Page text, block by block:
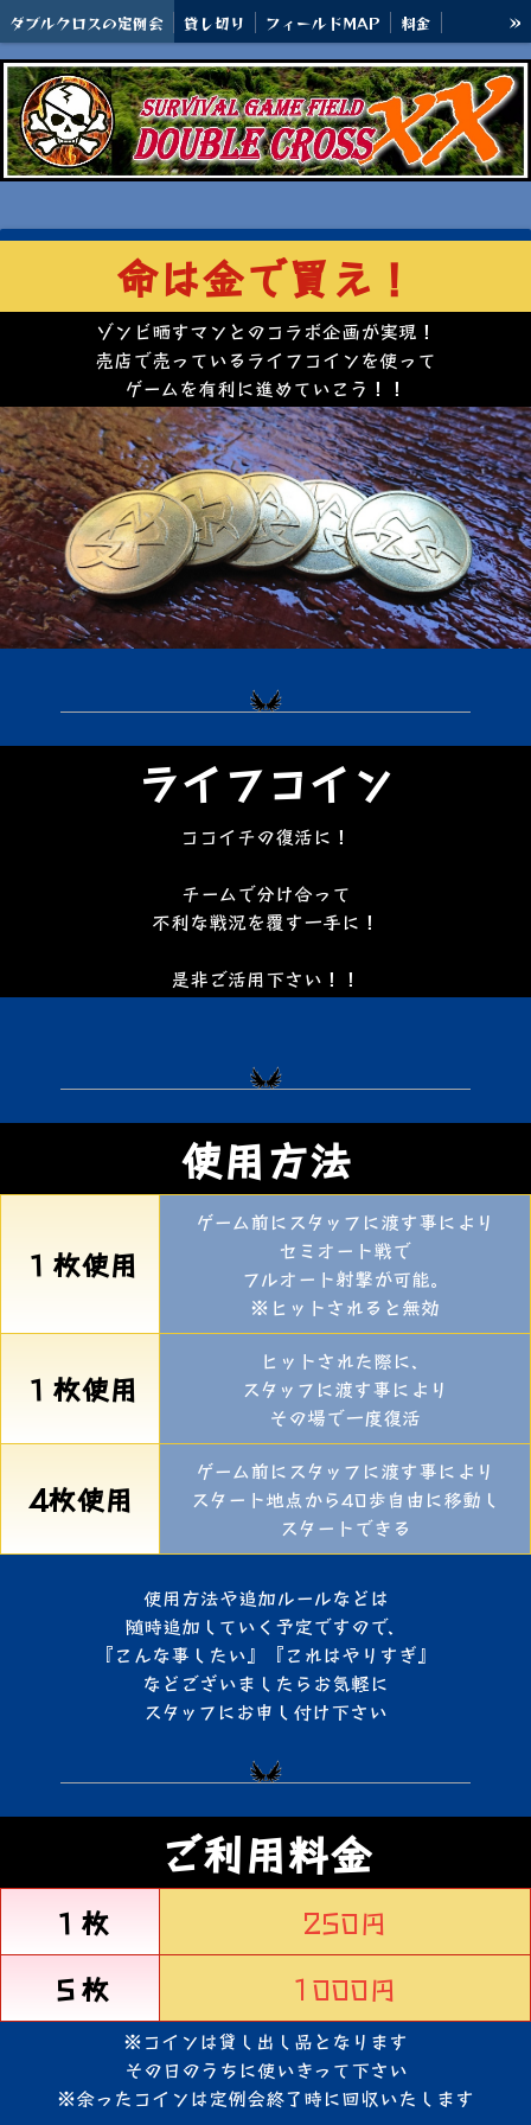
ダブルクロスの定例会 貸し切り フィールドMAP
料金
アクセス
»
命は金で買え！
ゾンビ晒すマンとのコラボ企画が実現！
売店で売っているライフコインを使って
ゲームを有利に進めていこう！！
ライフコイン
ココイチの復活に！
チームで分け合って
不利な戦況を覆す一手に！
是非ご活用下さい！！
使用方法
１枚使用
ゲーム前にスタッフに渡す事により
セミオート戦で
フルオート射撃が可能。
※ヒットされると無効
１枚使用
ヒットされた際に、
スタッフに渡す事により
その場で一度復活
4枚使用
ゲーム前にスタッフに渡す事により
スタート地点から40歩自由に移動し
スタートできる
使用方法や追加ルールなどは
随時追加していく予定ですので、
『こんな事したい』『これはやりすぎ』
などございましたらお気軽に
スタッフにお申し付け下さい
ご利用料金
１枚
250円
５枚
1000円
※コインは貸し出し品となります
その日のうちに使いきって下さい
※余ったコインは定例会終了時に回収いたします